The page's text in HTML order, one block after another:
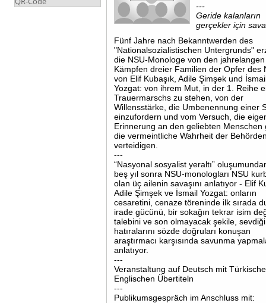
---
Geride kalanların
gerçekler için
Fünf Jahre nach Bekanntwerden des
"Nationalsozialistischen Untergrunds"
die NSU-Monologe von den jahrelangen
Kämpfen dreier Familien der Opfer des
von Elif Kubaşık, Adile Şimşek und
Yozgat: von ihrem Mut, in der 1. Reihe
Trauermarschs zu stehen, von der
Willensstärke, die Umbenennung einer
einzufordern und vom Versuch, die
Erinnerung an den geliebten Menschen
die vermeintliche Wahrheit der
verteidigen.
---
“Nasyonal sosyalist yeraltı”
beş yıl sonra NSU-monologları NSU
olan üç ailenin savaşını anlatıyor - Elif
Adile Şimşek ve İsmail Yozgat: onların
cesaretini, cenaze töreninde ilk sırada
irade gücünü, bir sokağın tekrar isim
talebini ve son olmayacak şekile,
hatıralarını sözde doğruları konuşan
araştırmacı karşısında savunma
anlatıyor.
---
Veranstaltung auf Deutsch mit
Englischen Übertiteln
---
Publikumsgespräch im Anschluss mit: